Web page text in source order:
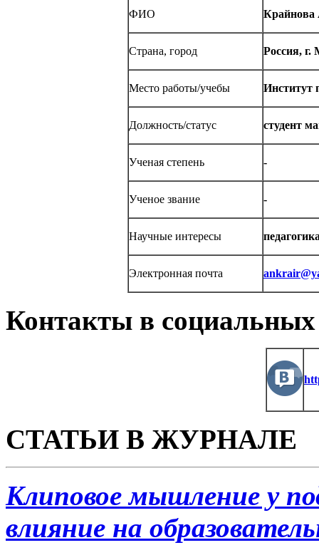
ФИО Крайнова
Страна, город Россия, г.
Место работы/учебы Институт
Должность/статус студент
Ученая степень -
Ученое звание -
Научные интересы
Электронная почта
Контакты в социальных
СТАТЬИ В ЖУРНАЛЕ
Клиповое мышление у
влияние на